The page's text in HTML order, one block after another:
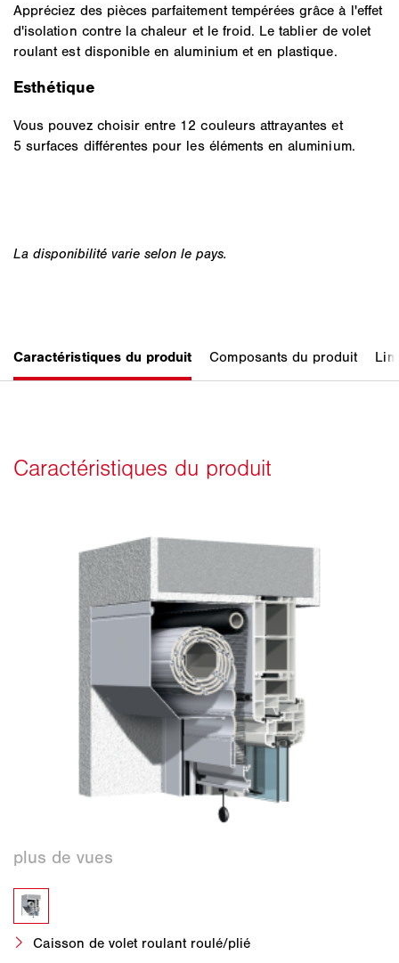
Appréciez des pièces parfaitement tempérées grâce à l'effet
d'isolation contre la chaleur et le froid. Le tablier de volet
roulant est disponible en aluminium et en plastique.
Esthétique
Vous pouvez choisir entre 12 couleurs attrayantes et
5 surfaces différentes pour les éléments en aluminium.
Caisson de volet roulant roulé/plié